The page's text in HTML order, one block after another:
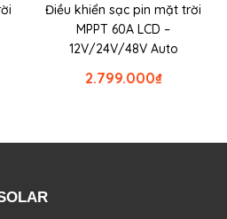
Điều khiển sạc pin mặt trời
MPPT 60A LCD –
12V/24V/48V Auto
₫
2.799.000